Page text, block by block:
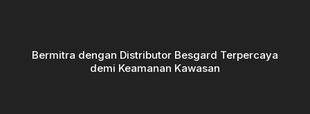
Bermitra dengan Distributor Besgard Terpercaya
demi Keamanan Kawasan